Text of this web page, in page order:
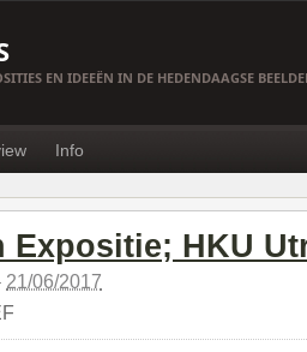
EN IDEEËN IN DE HEDENDAAGSE
Info
Expositie; HKU
21/06/2017